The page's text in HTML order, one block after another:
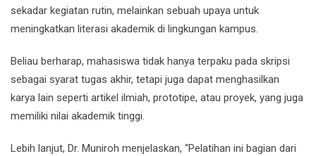
sekadar kegiatan rutin, melainkan sebuah upaya untuk
meningkatkan literasi akademik di lingkungan kampus.
Beliau berharap, mahasiswa tidak hanya terpaku pada skripsi
sebagai syarat tugas akhir, tetapi juga dapat menghasilkan
karya lain seperti artikel ilmiah, prototipe, atau proyek, yang juga
memiliki nilai akademik tinggi.
Lebih lanjut, Dr. Muniroh menjelaskan, “Pelatihan ini bagian dari